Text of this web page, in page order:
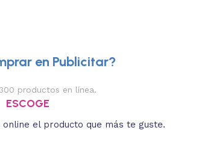
en Publicitar?
productos en línea.
ESCOGE
el producto que más te guste.